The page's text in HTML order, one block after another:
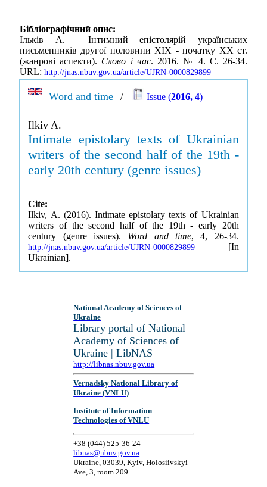
Бібліографічний опис:
Ільків А. Інтимний епістолярій українських
письменників другої половини ХІХ - початку XX ст.
(жанрові аспекти). Слово і час. 2016. № 4. С. 26-34.
URL: http://jnas.nbuv.gov.ua/article/UJRN-0000829899
Word and time / Issue (2016, 4)
Ilkiv A.
Intimate epistolary texts of Ukrainian
writers of the second half of the 19th -
early 20th century (genre issues)
Cite:
Ilkiv, A. (2016). Intimate epistolary texts of Ukrainian
writers of the second half of the 19th - early 20th
century (genre issues). Word and time, 4, 26-34.
http://jnas.nbuv.gov.ua/article/UJRN-0000829899 [In
Ukrainian].
National Academy of Sciences of
Ukraine
Library portal of National
Academy of Sciences of
Ukraine | LibNAS
http://libnas.nbuv.gov.ua
Vernadsky National Library of
Ukraine (VNLU)
Institute of Information
Technologies of VNLU
+38 (044) 525-36-24
libnas@nbuv.gov.ua
Ukraine, 03039, Kyiv, Holosiivskyi
Ave, 3, room 209